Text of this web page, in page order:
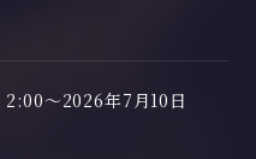
～2026年7月10日